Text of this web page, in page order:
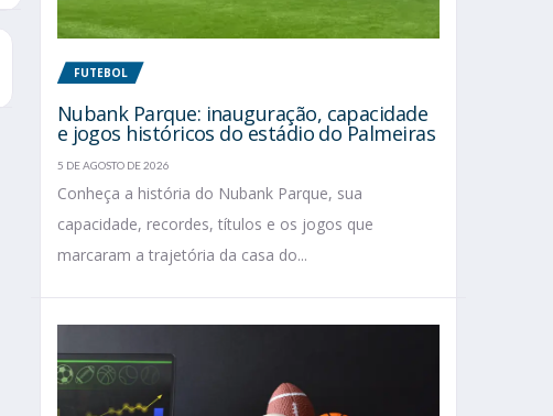
FUTEBOL
Nubank Parque: inauguração, capacidade
e jogos históricos do estádio do Palmeiras
5 DE AGOSTO DE 2026
Conheça a história do Nubank Parque, sua
capacidade, recordes, títulos e os jogos que
marcaram a trajetória da casa do...